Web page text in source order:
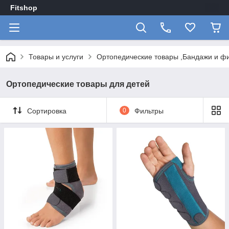
Fitshop
Товары и услуги Ортопедические товары ,Бандажи и
Ортопедические товары для детей
Сортировка 0 Фильтры